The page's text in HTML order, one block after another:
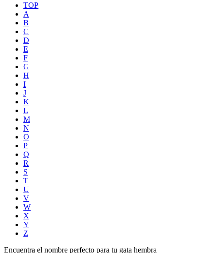
TOP
A
B
C
D
E
F
G
H
I
J
K
L
M
N
O
P
Q
R
S
T
U
V
W
X
Y
Z
Encuentra el nombre perfecto para tu gata hembra